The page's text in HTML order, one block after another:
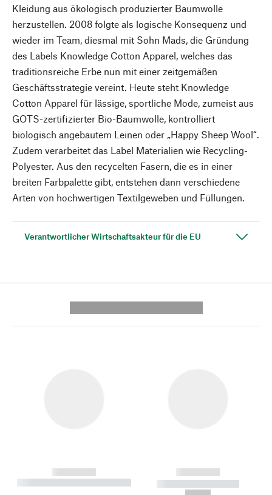
Kleidung aus ökologisch produzierter Baumwolle
herzustellen. 2008 folgte als logische Konsequenz und
wieder im Team, diesmal mit Sohn Mads, die Gründung
des Labels Knowledge Cotton Apparel, welches das
traditionsreiche Erbe nun mit einer zeitgemäßen
Geschäftsstrategie vereint. Heute steht Knowledge
Cotton Apparel für lässige, sportliche Mode, zumeist aus
GOTS-zertifizierter Bio-Baumwolle, kontrolliert
biologisch angebautem Leinen oder „Happy Sheep Wool“.
Zudem verarbeitet das Label Materialien wie Recycling-
Polyester. Aus den recycelten Fasern, die es in einer
breiten Farbpalette gibt, entstehen dann verschiedene
Arten von hochwertigen Textilgeweben und Füllungen.
Verantwortlicher Wirtschaftsakteur für die EU
------------
----------- ----------- --------
------------
----------- -----------